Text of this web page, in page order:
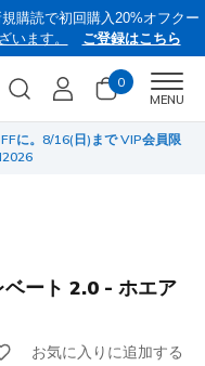
購読で初回購入20%オフクー
います。 ご登録はこちら
0
MENU
に。8/16(日)まで VIP会員限
ベート 2.0 - ホエア
お気に入りに追加する